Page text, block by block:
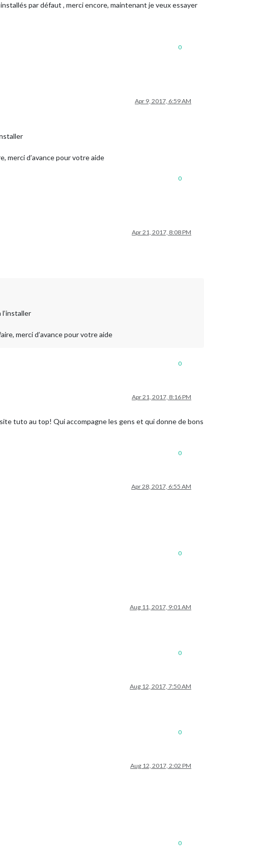
par défaut , merci encore, maintenant je veux essayer
0
Apr 9, 2017, 6:59 AM
merci d’avance pour votre aide
0
Apr 21, 2017, 8:08 PM
l’installer
merci d’avance pour votre aide
0
Apr 21, 2017, 8:16 PM
tuto au top! Qui accompagne les gens et qui donne de bons
0
Apr 28, 2017, 6:55 AM
0
Aug 11, 2017, 9:01 AM
0
Aug 12, 2017, 7:50 AM
0
Aug 12, 2017, 2:02 PM
0